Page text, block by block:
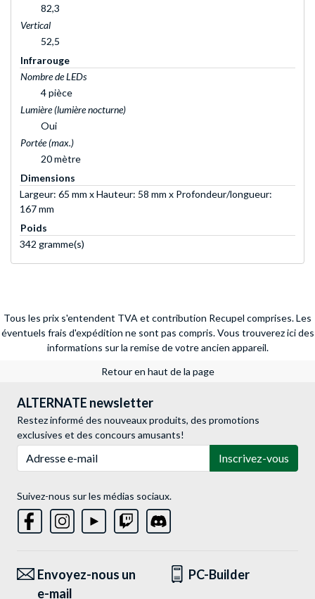
82,3
Vertical
52,5
Infrarouge
Nombre de LEDs
4 pièce
Lumière (lumière nocturne)
Oui
Portée (max.)
20 mètre
Dimensions
Largeur: 65 mm x Hauteur: 58 mm x Profondeur/longueur:
167 mm
Poids
342 gramme(s)
Tous les prix s'entendent TVA et contribution Recupel comprises. Les
éventuels frais d'expédition ne sont pas compris. Vous trouverez ici des
informations sur la remise de votre ancien appareil.
Retour en haut de la page
ALTERNATE newsletter
Restez informé des nouveaux produits, des promotions
exclusives et des concours amusants!
Inscrivez-vous
Suivez-nous sur les médias sociaux.
Envoyez-nous un
e-mail
PC-Builder